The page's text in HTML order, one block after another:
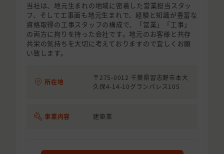
当社は、地元生まれの地域に密着した営業担当スタッ
フ、そして工事面も地元生まれで、経験と知識が豊富な
資格取得の工事スタッフの構成で、「営業」「工事」
の両方に拘りを持った会社です。地元のお客様と共存
共栄の気持ちを大切に考えておりますので宜しくお願
い致します。
所在地
〒275-0012 千葉県習志野市本大
久保4-14-10グランパレス105
事業内容 建築業